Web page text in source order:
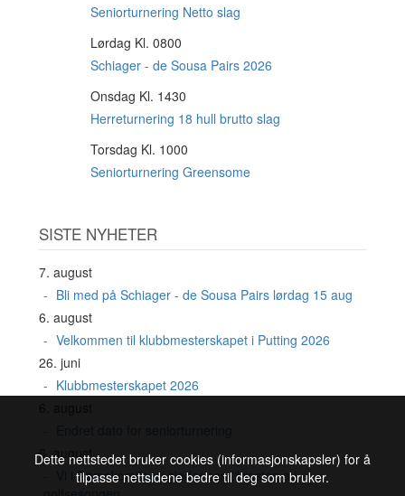
Seniorturnering Netto slag
Lørdag Kl. 0800
Schiager - de Sousa Pairs 2026
Onsdag Kl. 1430
Herreturnering 18 hull brutto slag
Torsdag Kl. 1000
Seniorturnering Greensome
SISTE NYHETER
7. august
Bli med på Schiager - de Sousa Pairs lørdag 15 aug
6. august
Velkommen til klubbmesterskapet i Putting 2026
26. juni
Klubbmesterskapet 2026
6. august
Vi i Damekomiteen gleder oss til resten av
Dette nettstedet bruker cookies (informasjonskapsler) for å
tilpasse nettsidene bedre til deg som bruker.